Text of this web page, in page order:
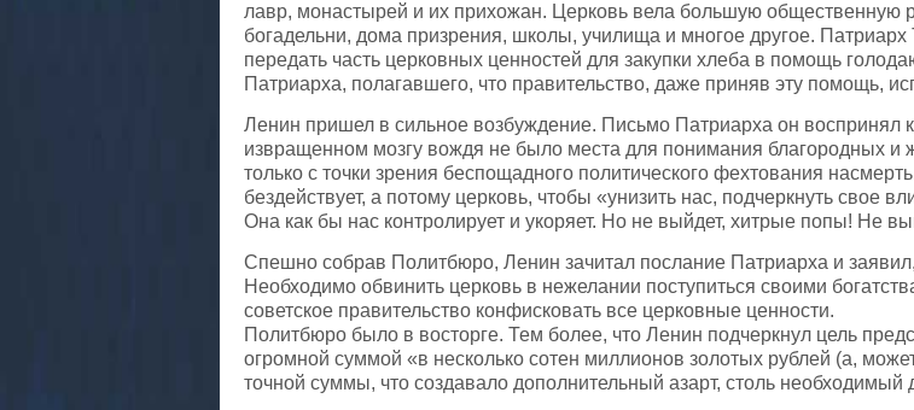
лавр, монастырей и их прихожан. Церковь вела большую общественную
богадельни, дома призрения, школы, училища и многое другое.
передать часть церковных ценностей для закупки хлеба в помощь
Патриарха, полагавшего, что правительство, даже приняв эту помощь,
Ленин пришел в сильное возбуждение. Письмо Патриарха он воспринял
извращенном мозгу вождя не было места для понимания благородных
только с точки зрения беспощадного политического фехтования
бездействует, а потому церковь, чтобы «унизить нас, подчеркнуть свое
Она как бы нас контролирует и укоряет. Но не выйдет, хитрые попы! Не
Спешно собрав Политбюро, Ленин зачитал послание Патриарха и
Необходимо обвинить церковь в нежелании поступиться своими
советское правительство конфисковать все церковные ценности.
Политбюро было в восторге. Тем более, что Ленин подчеркнул цель
огромной суммой «в несколько сотен миллионов золотых рублей (а,
точной суммы, что создавало дополнительный азарт, столь